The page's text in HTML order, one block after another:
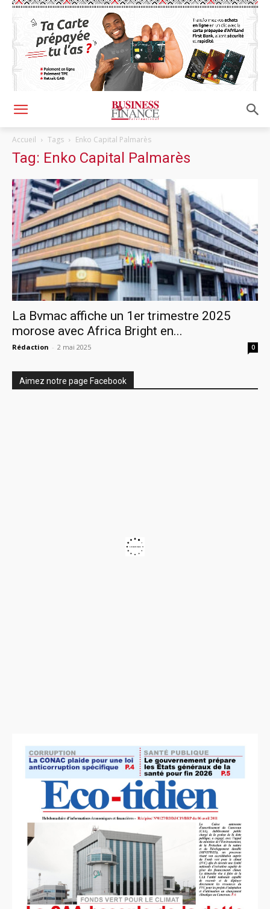
Accueil Tags Enko Capital Palmarès
Tag: Enko Capital Palmarès
La Bvmac affiche un 1er trimestre 2025
morose avec Africa Bright en...
Rédaction - 2 mai 2025 0
Aimez notre page Facebook